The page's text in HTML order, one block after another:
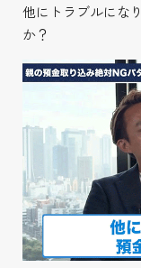
他にトラブルにな
か？